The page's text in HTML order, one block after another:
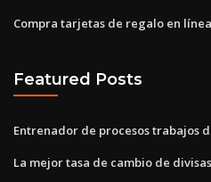
Compra tarjetas de regalo en
Featured Posts
Entrenador de procesos trabajos
La mejor tasa de cambio de